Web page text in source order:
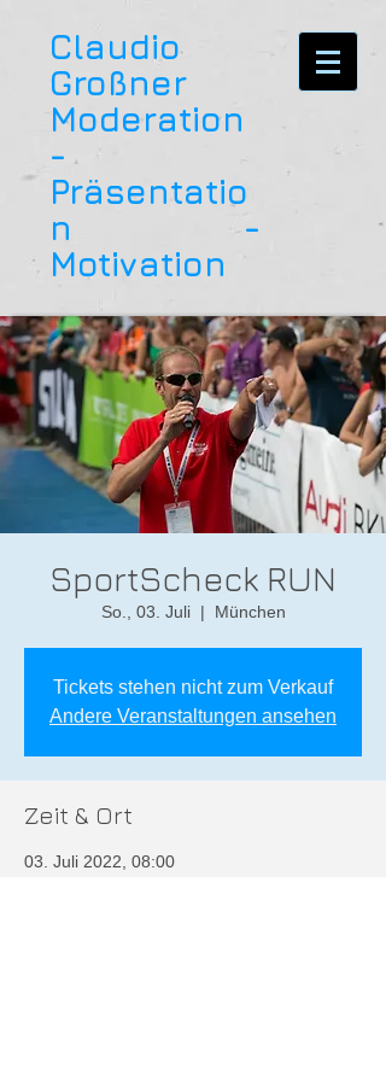
Claudio
Großner
Moderation
-
Präsentatio
n -
Motivation
SportScheck RUN
So., 03. Juli
  |
München
Tickets stehen nicht zum Verkauf
Andere Veranstaltungen ansehen
Zeit & Ort
03. Juli 2022, 08:00